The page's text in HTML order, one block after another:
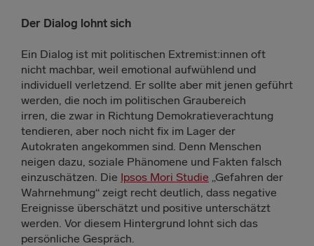
Der Dialog lohnt sich
Ein Dialog ist mit politischen Extremist:innen oft
nicht machbar, weil emotional aufwühlend und
individuell verletzend. Er sollte aber mit jenen geführt
werden, die noch im politischen Graubereich
irren, die zwar in Richtung Demokratieverachtung
tendieren, aber noch nicht fix im Lager der
Autokraten angekommen sind. Denn Menschen
neigen dazu, soziale Phänomene und Fakten falsch
einzuschätzen. Die Ipsos Mori Studie „Gefahren der
Wahrnehmung“ zeigt recht deutlich, dass negative
Ereignisse überschätzt und positive unterschätzt
werden. Vor diesem Hintergrund lohnt sich das
persönliche Gespräch.